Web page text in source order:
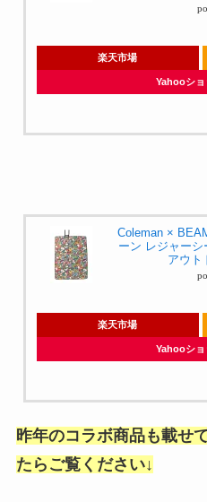
楽天市場
Yahooショ
Coleman ×
ーン レジャー
アウト
楽天市場
Yahooショ
昨年のコラボ商品も載せ
たらご覧ください↓